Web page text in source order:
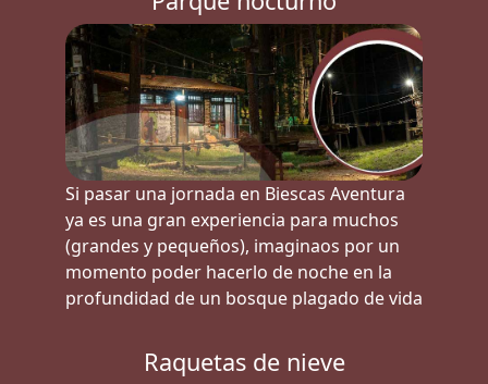
Si pasar una jornada en Biescas Aventura
ya es una gran experiencia para muchos
(grandes y pequeños), imaginaos por un
momento poder hacerlo de noche en la
profundidad de un bosque plagado de vida
Raquetas de nieve